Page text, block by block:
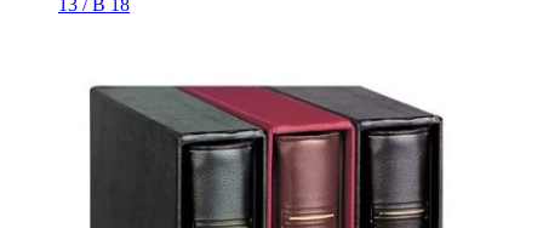
13 / B 18